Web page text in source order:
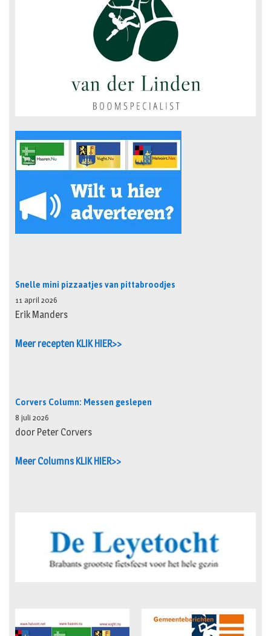
Snelle mini pizzaatjes van pittabroodjes
11 april 2026
Erik Manders
Meer recepten KLIK HIER>>
Corvers Column: Messen geslepen
8 juli 2026
door Peter Corvers
Meer Columns KLIK HIER>>